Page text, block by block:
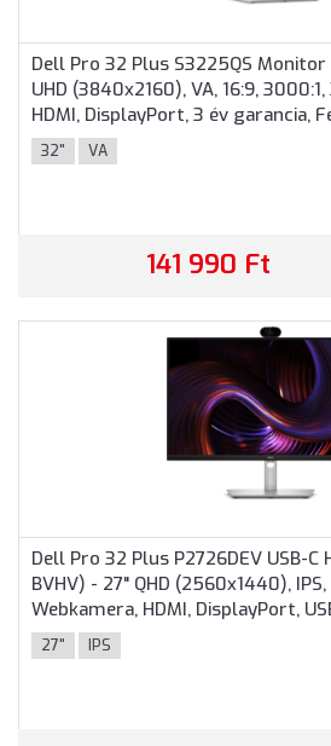
Dell Pro 32 Plus S3225QS Monitor
UHD (3840x2160), VA, 16:9,
HDMI, DisplayPort, 3 év garancia,
32" VA
141 990 Ft
Dell Pro 32 Plus P2726DEV USB-
BVHV) - 27" QHD (2560x1440),
Webkamera, HDMI, DisplayPort,
garancia, Fekete-ezüst színben
27" IPS